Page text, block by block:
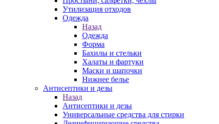
Утилизация отходов
Одежда
Назад
Одежда
Форма
Бахилы и стельки
Халаты и фартуки
Маски и шапочки
Нижнее белье
Антисептики и дезы
Назад
Антисептики и дезы
Универсальные средства для стирки